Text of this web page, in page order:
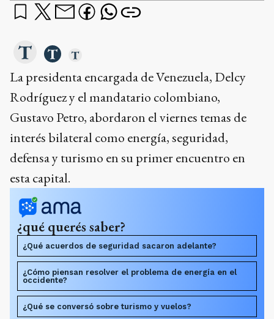
La presidenta encargada de Venezuela, Delcy
Rodríguez y el mandatario colombiano,
Gustavo Petro, abordaron el viernes temas de
interés bilateral como energía, seguridad,
defensa y turismo en su primer encuentro en
esta capital.
¿qué querés saber?
¿Qué acuerdos de seguridad sacaron adelante?
¿Cómo piensan resolver el problema de energía en el
occidente?
¿Qué se conversó sobre turismo y vuelos?